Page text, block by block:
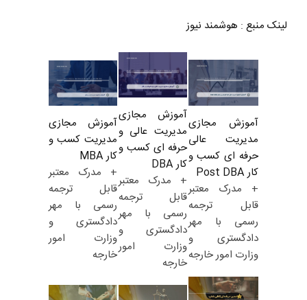
لینک منبع : هوشمند نیوز
آموزش مجازی
مدیریت عالی
حرفه ای کسب و
کار Post DBA
+ مدرک معتبر
قابل ترجمه
رسمی با مهر
دادگستری و
وزارت امور خارجه
آموزش مجازی
مدیریت عالی و
حرفه ای کسب و
کار DBA
+ مدرک معتبر
قابل ترجمه
رسمی با مهر
دادگستری و
وزارت امور
خارجه
آموزش مجازی
مدیریت کسب و
کار MBA
+ مدرک معتبر
قابل ترجمه
رسمی با مهر
دادگستری و
وزارت امور
خارجه